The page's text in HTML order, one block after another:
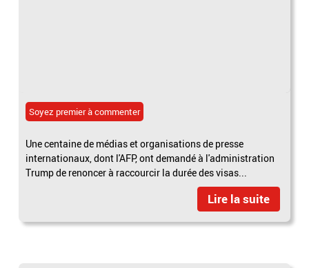
Soyez premier à commenter
Une centaine de médias et organisations de presse
internationaux, dont l'AFP, ont demandé à l'administration
Trump de renoncer à raccourcir la durée des visas...
Lire la suite